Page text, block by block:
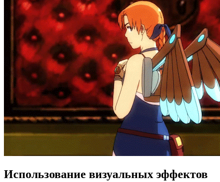
Использование визуальных эффектов